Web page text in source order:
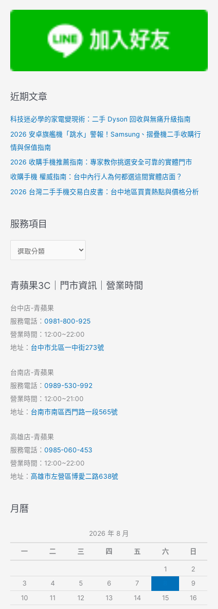
近期文章
科技迷必學的家電變現術：二手 Dyson 回收與無痛升級指南
2026 安卓旗艦機「跳水」警報！Samsung、摺疊機二手收購行
情與保值指南
2026 收購手機推薦指南：專家教你挑選安全可靠的實體門市
收購手機 權威指南：台中內行人為何都選這間實體店面？
2026 台灣二手手機交易白皮書：台中地區買賣熱點與價格分析
服務項目
青蘋果3C｜門市資訊｜營業時間
台中店-青蘋果
服務電話：0981-800-925
營業時間：12:00~22:00
地址： 台中市北區一中街273號
台南店-青蘋果
服務電話：0989-530-992
營業時間：12:00~21:00
地址： 台南市南區西門路一段565號
高雄店-青蘋果
服務電話：0985-060-453
營業時間：12:00~22:00
地址：高雄市左營區博愛二路638號
月曆
2026 年 8 月
一 二 三 四 五 六 日
1
2
3
4 5 6 7
9
10
11 12 13 14 15
16